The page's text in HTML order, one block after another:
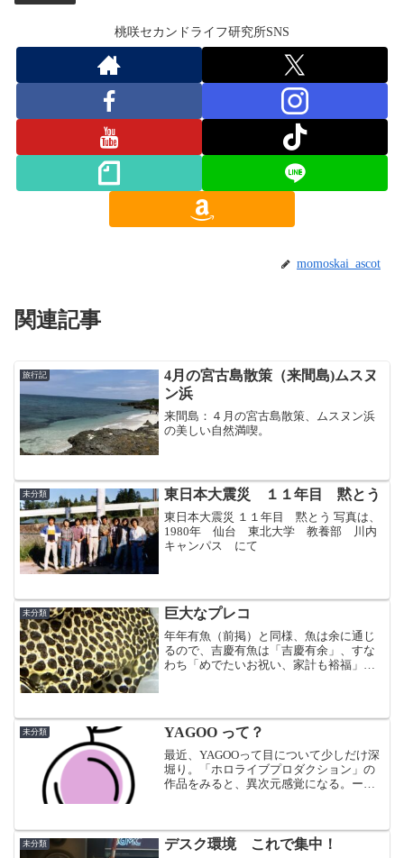
桃咲セカンドライフ研究所SNS
momoskai_ascot
関連記事
旅行記
4月の宮古島散策（来間島)ムスヌ
ン浜
来間島：４月の宮古島散策、ムスヌン浜
の美しい自然満喫。
未分類 東日本大震災 １１年目 黙とう
東日本大震災 １１年目 黙とう 写真は、
1980年 仙台 東北大学 教養部 川内
キャンパス にて
未分類 巨大なプレコ
年年有魚（前掲）と同様、魚は余に通じ
るので、吉慶有魚は「吉慶有余」、すな
わち「めでたいお祝い、家計も裕福」の
未分類 YAGOO って？
最近、YAGOOって目について少しだけ深
堀り。「ホロライブプロダクション」の
作品をみると、異次元感覚になる。ー－
ほど！
未分類 デスク環境 これで集中！